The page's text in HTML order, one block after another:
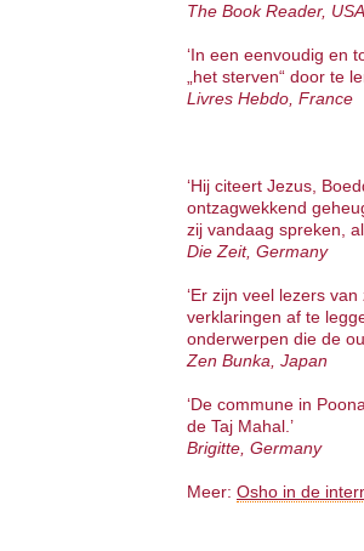
The Book Reader, USA
‘In een eenvoudig en
„het sterven“ door te
Livres Hebdo, France
‘Hij citeert Jezus,
ontzagwekkend
zij vandaag spreken,
Die Zeit, Germany
‘Er zijn veel lezers
verklaringen af te
onderwerpen die de
Zen Bunka, Japan
‘De commune in
de Taj Mahal.’
Brigitte, Germany
Meer: Osho in de